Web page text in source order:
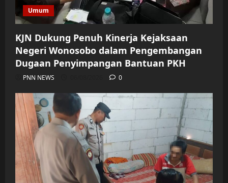
Umum
KJN Dukung Penuh Kinerja Kejaksaan
Negeri Wonosobo dalam Pengembangan
Dugaan Penyimpangan Bantuan PKH
PNN NEWS 0